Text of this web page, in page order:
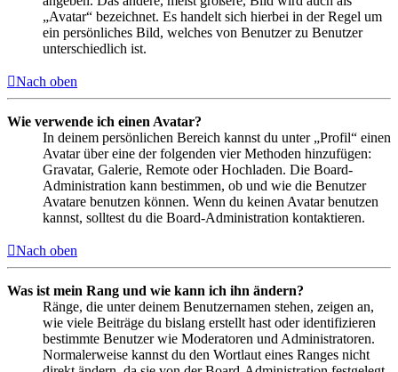
„Avatar“ bezeichnet. Es handelt sich hierbei in der Regel um
ein persönliches Bild, welches von Benutzer zu Benutzer
unterschiedlich ist.
Nach oben
Wie verwende ich einen Avatar?
In deinem persönlichen Bereich kannst du unter „Profil“ einen
Avatar über eine der folgenden vier Methoden hinzufügen:
Gravatar, Galerie, Remote oder Hochladen. Die Board-
Administration kann bestimmen, ob und wie die Benutzer
Avatare benutzen können. Wenn du keinen Avatar benutzen
kannst, solltest du die Board-Administration kontaktieren.
Nach oben
Was ist mein Rang und wie kann ich ihn ändern?
Ränge, die unter deinem Benutzernamen stehen, zeigen an,
wie viele Beiträge du bislang erstellt hast oder identifizieren
bestimmte Benutzer wie Moderatoren und Administratoren.
Normalerweise kannst du den Wortlaut eines Ranges nicht